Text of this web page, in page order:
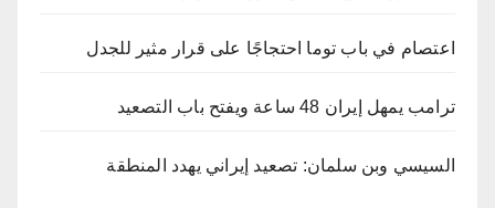
اعتصام في باب توما احتجاجًا على قرار مثير للجدل
ترامب يمهل إيران 48 ساعة ويفتح باب التصعيد
السيسي وبن سلمان: تصعيد إيراني يهدد المنطقة